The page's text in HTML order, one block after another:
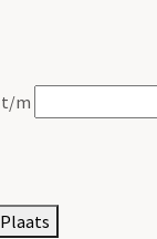
t/m
Plaats